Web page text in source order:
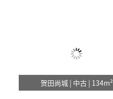
贺田尚城 | 中古 | 134m²